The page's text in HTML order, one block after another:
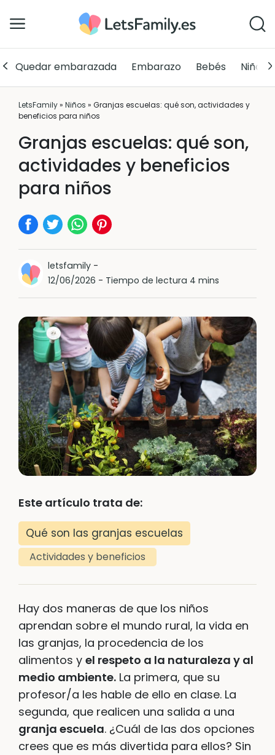
Quedar embarazada Embarazo Bebés Niños
LetsFamily» Niños » Granjas escuelas: qué son, actividades y
beneficios para niños
Granjas escuelas: qué son,
actividades y beneficios
para niños
letsfamily -
12/06/2026 - Tiempo de lectura 4 mins
Este artículo trata de:
Qué son las granjas escuelas
Actividades y beneficios
Hay dos maneras de que los niños
aprendan sobre el mundo rural, la vida en
las granjas, la procedencia de los
alimentos y el respeto a la naturaleza y al
medio ambiente. La primera, que su
profesor/a les hable de ello en clase. La
segunda, que realicen una salida a una
granja escuela. ¿Cuál de las dos opciones
crees que es más divertida para ellos? Sin